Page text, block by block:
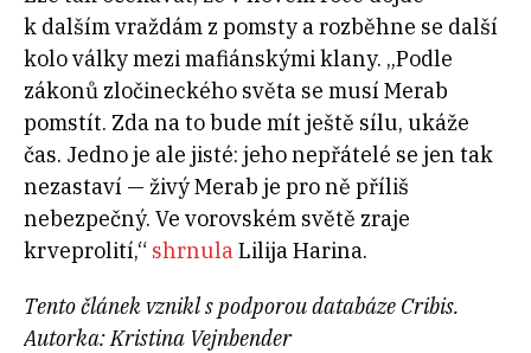
k dalším vraždám z pomsty a rozběhne se další
kolo války mezi mafiánskými klany. „Podle
zákonů zločineckého světa se musí Merab
pomstít. Zda na to bude mít ještě sílu, ukáže
čas. Jedno je ale jisté: jeho nepřátelé se jen tak
nezastaví — živý Merab je pro ně příliš
nebezpečný. Ve vorovském světě zraje
krveprolití,“ shrnulaLilija Harina.
Tento článek vznikl s podporou databáze Cribis.
Autorka: Kristina Vejnbender